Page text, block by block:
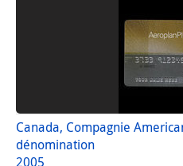
Canada, Compagnie
dénomination
2005